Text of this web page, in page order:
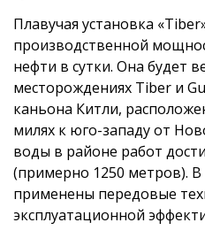
Плавучая установка
производственной
нефти в сутки. Она будет
месторождениях Tiber и
каньона Китли,
милях к юго-западу от
воды в районе работ
(примерно 1250 метров). В
применены передовые
эксплуатационной